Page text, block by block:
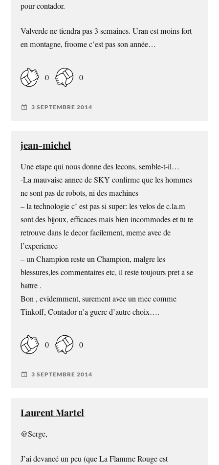
pour contador.
Valverde ne tiendra pas 3 semaines. Uran est moins fort
en montagne, froome c’est pas son année…
0 0
3 SEPTEMBRE 2014
jean-michel
Une etape qui nous donne des lecons, semble-t-il…
-La mauvaise annee de SKY confirme que les hommes
ne sont pas de robots, ni des machines
– la technologie c’ est pas si super: les velos de c.la.m
sont des bijoux, efficaces mais bien incommodes et tu te
retrouve dans le decor facilement, meme avec de
l’experience
– un Champion reste un Champion, malgre les
blessures,les commentaires etc, il reste toujours pret a se
battre .
Bon , evidemment, surement avec un mec comme
Tinkoff, Contador n’a guere d’autre choix….
0 0
3 SEPTEMBRE 2014
Laurent Martel
@Serge,
J’ai devancé un peu (que La Flamme Rouge est